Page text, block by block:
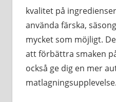
kvalitet på
använda färska,
mycket som möjligt.
att förbättra smaken
också ge dig en mer
matlagningsupplevelse.